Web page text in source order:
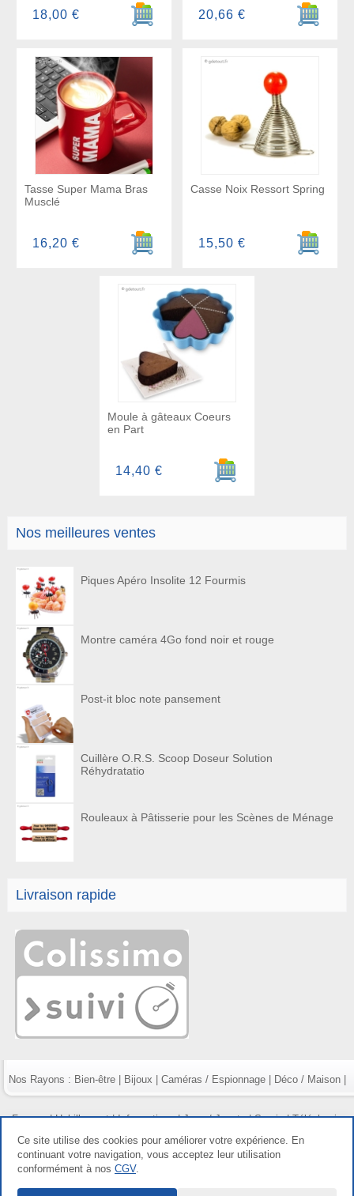
Nos meilleures ventes
Piques Apéro Insolite 12 Fourmis
Montre caméra 4Go fond noir et rouge
Post-it bloc note pansement
Cuillère O.R.S. Scoop Doseur Solution
Réhydratatio
Rouleaux à Pâtisserie pour les Scènes de Ménage
Livraison rapide
Ajouter au panier
18,00 €
Ajouter
20,66 €
Tasse Super Mama Bras
Musclé
Ajouter au panier
16,20 €
Casse Noix Ressort Spring
Ajouter
15,50 €
Moule à gâteaux Coeurs
en Part
Ajouter au panier
14,40 €
Nos Rayons : Bien-être| Bijoux Caméras / Espionnage| Déco / Maison|
Fumeur|Habillement|Informatique|Jeux / Jouets|Survie|Téléphonie
Copyright gdetout.fr 2026, tous droits réservés |
Ce site utilise des cookies pour améliorer votre expérience. En
continuant votre navigation, vous acceptez leur utilisation
conformément à nos CGV.